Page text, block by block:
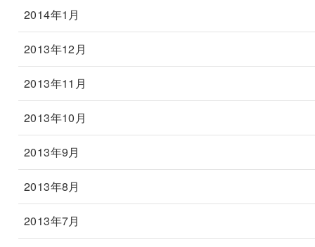
2014年1月
2013年12月
2013年11月
2013年10月
2013年9月
2013年8月
2013年7月